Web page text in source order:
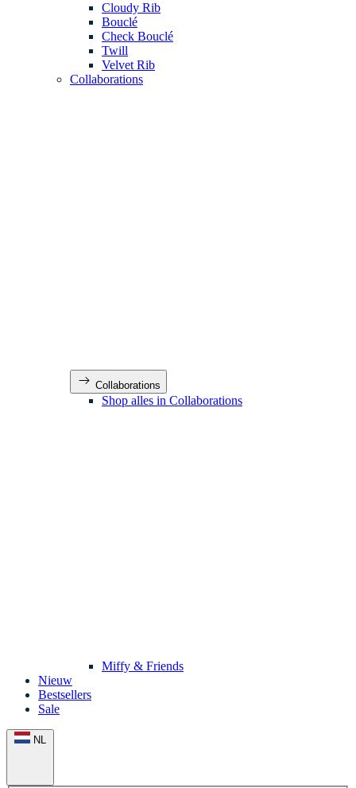
Cloudy Rib
Bouclé
Check Bouclé
Twill
Velvet Rib
Collaborations
Collaborations
Shop alles in Collaborations
Miffy & Friends
Nieuw
Bestsellers
Sale
NL